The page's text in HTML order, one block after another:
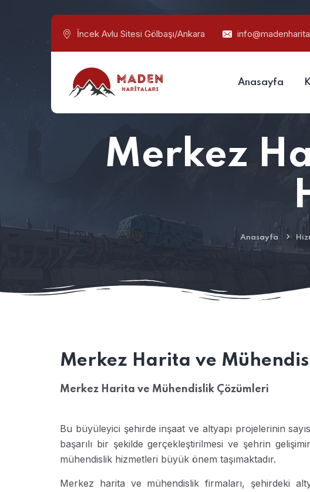
İncek Avlu Sitesi Gölbaşı/Ankara
Anasayfa
Merkez
Anasayfa
Merkez Harita ve
Merkez Harita ve Mühendislik Çözümleri
Bu büyüleyici şehirde inşaat ve altyapı projelerinin
başarılı bir şekilde gerçekleştirilmesi ve şehrin
mühendislik hizmetleri büyük önem taşımaktadır.
Merkez harita ve mühendislik firmaları, şehirdeki